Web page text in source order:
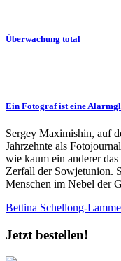
Überwachung total
Ein Fotograf ist eine
Sergey Maximishin, auf
Jahrzehnte als
wie kaum ein anderer
Zerfall der Sowjetunion.
Menschen im Nebel der
Bettina Schellong-
Jetzt bestellen!